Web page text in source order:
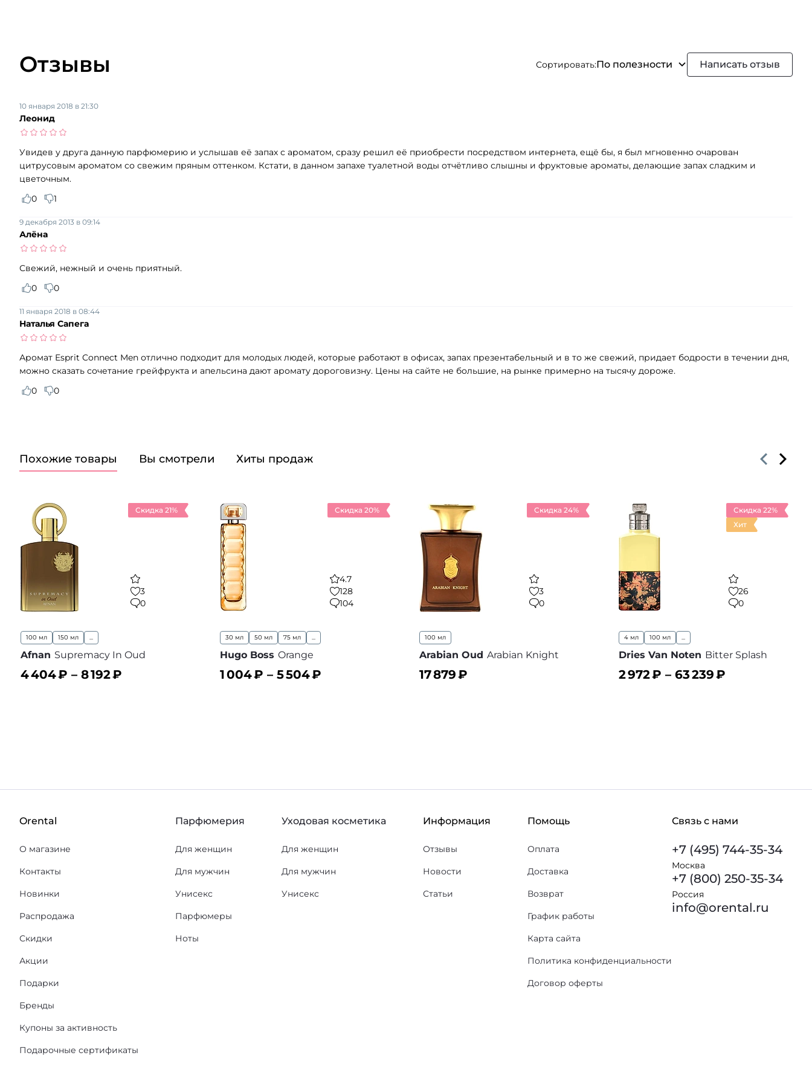
Отзывы Сортировать:По полезности Написать отзыв
Леонид
10 января 2018 в 21:30
Увидев у друга данную парфюмерию и услышав её запах с ароматом, сразу решил её приобрести посредством интернета, ещё бы, я был мгновенно очарован
цитрусовым ароматом со свежим пряным оттенком. Кстати, в данном запахе туалетной воды отчётливо слышны и фруктовые ароматы, делающие запах сладким и
цветочным.
0
1
Алёна
9 декабря 2013 в 09:14
Свежий, нежный и очень приятный.
0
0
Наталья Сапега
11 января 2018 в 08:44
Аромат Esprit Connect Men отлично подходит для молодых людей, которые работают в офисах, запах презентабельный и в то же свежий, придает бодрости в течении дня,
можно сказать сочетание грейфрукта и апельсина дают аромату дороговизну. Цены на сайте не большие, на рынке примерно на тысячу дороже.
0
0
Похожие товары Вы смотрели Хиты продаж
Скидка 21%
3
0
100 мл 150 мл ...
Afnan Supremacy In Oud
4 404₽ – 8 192₽
Скидка 20%
4.7
128
104
30 мл 50 мл 75 мл ...
Hugo Boss Orange
1 004₽ – 5 504₽
Скидка 24%
3
0
100 мл
Arabian Oud Arabian Knight
17 879₽
Скидка 22%
Хит
26
0
4 мл 100 мл ...
Dries Van Noten Bitter Splash
2 972₽ – 63 239₽
Orental
О магазине
Контакты
Новинки
Распродажа
Скидки
Акции
Подарки
Бренды
Купоны за активность
Подарочные сертификаты
Парфюмерия
Для женщин
Для мужчин
Унисекс
Парфюмеры
Ноты
Уходовая косметика
Для женщин
Для мужчин
Унисекс
Информация
Отзывы
Новости
Статьи
Помощь
Оплата
Доставка
Возврат
График работы
Карта сайта
Политика конфиденциальности
Договор оферты
Связь с нами
+7 (495) 744-35-34
Москва
+7 (800) 250-35-34
Россия
info@orental.ru